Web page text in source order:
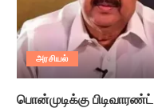
அரசியல்
பொன்முடிக்கு பிடிவாரண்ட்